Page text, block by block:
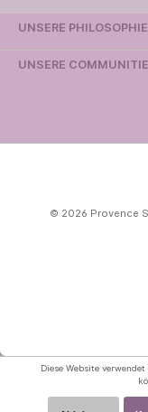
UNSERE PHILOSOPHIE
UNSERE
© 2026 Provence
Diese Website